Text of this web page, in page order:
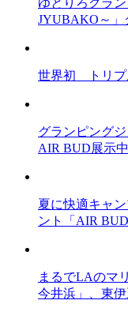
ゆとりろグラ
JYUBAKO～」
世界初 トリプ
グランピング
AIR BUD展示中
夏に快適キャ
ント「AIR
まるでLAのマ
今井浜」、東